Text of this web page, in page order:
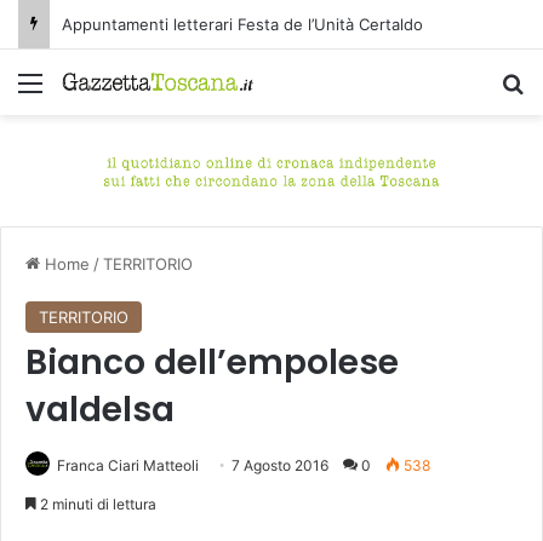
Appuntamenti letterari Festa de l’Unità Certaldo
Menu
Home /TERRITORIO
TERRITORIO
Bianco dell’empolese
valdelsa
Franca Ciari Matteoli 7 Agosto 2016 0 538
2 minuti di lettura